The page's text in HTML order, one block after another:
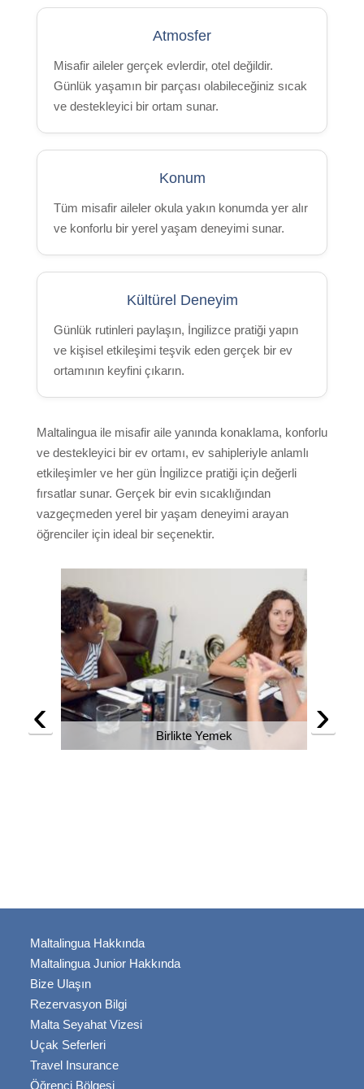
Atmosfer
Misafir aileler gerçek evlerdir, otel değildir.
Günlük yaşamın bir parçası olabileceğiniz sıcak
ve destekleyici bir ortam sunar.
Konum
Tüm misafir aileler okula yakın konumda yer alır
ve konforlu bir yerel yaşam deneyimi sunar.
Kültürel Deneyim
Günlük rutinleri paylaşın, İngilizce pratiği yapın
ve kişisel etkileşimi teşvik eden gerçek bir ev
ortamının keyfini çıkarın.
Maltalingua ile misafir aile yanında konaklama, konforlu
ve destekleyici bir ev ortamı, ev sahipleriyle anlamlı
etkileşimler ve her gün İngilizce pratiği için değerli
fırsatlar sunar. Gerçek bir evin sıcaklığından
vazgeçmeden yerel bir yaşam deneyimi arayan
öğrenciler için ideal bir seçenektir.
Birlikte Yemek
‹ ›
Maltalingua Hakkında
Maltalingua Junior Hakkında
Bize Ulaşın
Rezervasyon Bilgi
Malta Seyahat Vizesi
Uçak Seferleri
Travel Insurance
Öğrenci Bölgesi